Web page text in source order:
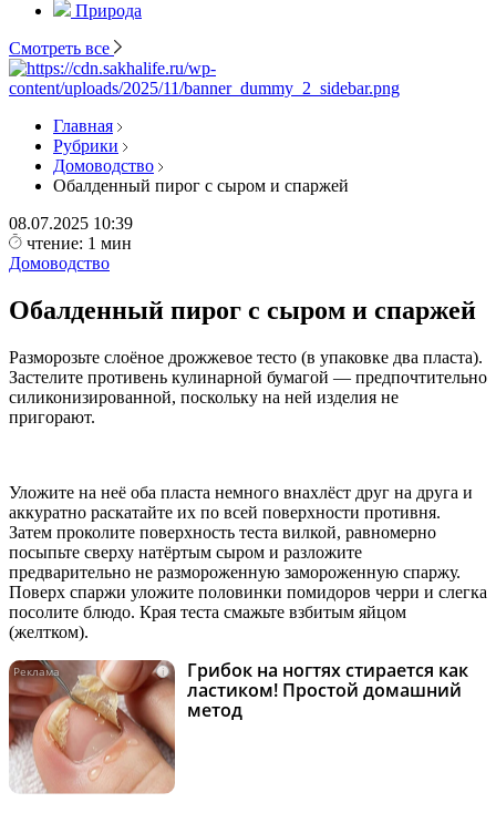
Природа
Смотреть все
Главная
Рубрики
Домоводство
Обалденный пирог с сыром и спаржей
08.07.2025 10:39
чтение: 1 мин
Домоводство
Обалденный пирог с сыром и спаржей
Разморозьте слоёное дрожжевое тесто (в упаковке два пласта).
Застелите противень кулинарной бумагой — предпочтительно
силиконизированной, поскольку на ней изделия не
пригорают.
Уложите на неё оба пласта немного внахлёст друг на друга и
аккуратно раскатайте их по всей поверхности противня.
Затем проколите поверхность теста вилкой, равномерно
посыпьте сверху натёртым сыром и разложите
предварительно не размороженную замороженную спаржу.
Поверх спаржи уложите половинки помидоров черри и слегка
посолите блюдо. Края теста смажьте взбитым яйцом
(желтком).
i
Грибок на ногтях стирается как
ластиком! Простой домашний
метод